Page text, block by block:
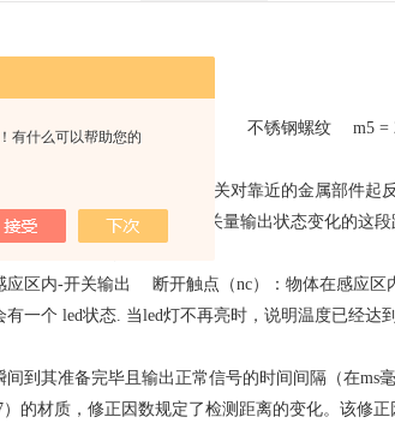
有什么可以帮助您的
，不要超过给定的拧紧扭矩。 不锈钢螺纹 m5
域，在感应区中，接近开关对靠近的金属部件
近开关感应面时，产生开关量输出状态变化的这
量值中的差异应小于10]。
区内-开关输出 断开触点（nc）：物体在感应
一个 led状态. 当led灯不再亮时，说明温度已经达
到其准备完毕且输出正常信号的时间间隔（在ms
的材质，修正因数规定了检测距离的变化。该修